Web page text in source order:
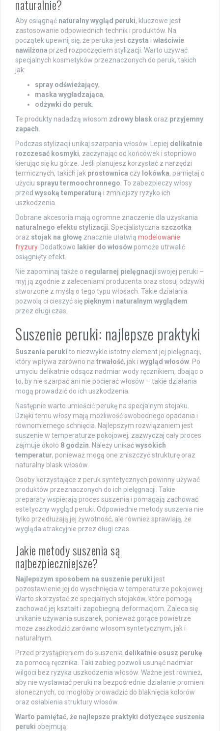
naturalnie?
Aby osiągnąć naturalny wygląd peruki, kluczowe jest
zastosowanie odpowiednich technik i produktów. Na
początek upewnij się, że peruka jest czysta i właściwie
nawilżona przed rozpoczęciem stylizacji. Warto używać
specjalnych kosmetyków przeznaczonych do peruk, takich
jak:
spray odświeżający,
maska wygładzająca,
odżywki do peruk
Te produkty nadadzą włosom zdrowy blask oraz przyjemny
zapach
Podczas stylizacji unikaj szarpania włosów. Lepiej delikatnie
rozczesać kosmyki, zaczynając od końcówek i stopniowo
kierując się ku górze. Jeśli planujesz korzystać z narzędzi
termicznych, takich jak prostownica czy lokówka, pamiętaj o
użyciu sprayu termoochronnego . To zabezpieczy włosy
przed wysoką temperaturą i zmniejszy ryzyko ich
uszkodzenia.
Dobrane akcesoria mają ogromne znaczenie dla uzyskania
naturalnego efektu stylizacji . Specjalistyczna szczotka
oraz stojak na głowę znacznie ułatwią modelowanie
fryzury. Dodatkowo lakier do włosów pomoże utrwalić
osiągnięty efekt.
Nie zapominaj także o regularnej pielęgnacji swojej peruki –
myj ją zgodnie z zaleceniami producenta oraz stosuj odżywki
stworzone z myślą o tego typu włosach. Takie działania
pozwolą ci cieszyć się pięknym i naturalnym wyglądem
przez długi czas.
Suszenie peruki: najlepsze praktyki
Suszenie peruki to niezwykle istotny element jej pielęgnacji,
który wpływa zarówno na trwałość, jak i wygląd włosów . Po
umyciu delikatnie odsącz nadmiar wody ręcznikiem, dbając o
to, by nie szarpać ani nie pocierać włosów – takie działania
mogą prowadzić do ich uszkodzenia.
Następnie warto umieścić perukę na specjalnym stojaku.
Dzięki temu włosy mają możliwość swobodnego opadania i
równomiernego schnięcia. Najlepszym rozwiązaniem jest
suszenie w temperaturze pokojowej; zazwyczaj cały proces
zajmuje około 8 godzin . Należy unikaćwysokich
temperatur, ponieważ mogą one zniszczyć strukturę oraz
naturalny blask włosów.
Osoby korzystające z peruk syntetycznych powinny używać
produktów przeznaczonych do ich pielęgnacji. Takie
preparaty wspierają proces suszenia i pomagają zachować
estetyczny wygląd peruki. Odpowiednie metody suszenia nie
tylko przedłużają jej żywotność, ale również sprawiają, że
wygląda atrakcyjnie przez długi czas.
Jakie metody suszenia są
najbezpieczniejsze?
Najlepszym sposobem na suszenie peruki jest
pozostawienie jej do wyschnięcia w temperaturze pokojowej.
Warto skorzystać ze specjalnych stojaków, które pomogą
zachować jej kształt i zapobiegną deformacjom. Zaleca się
unikanie używania suszarek, ponieważ gorące powietrze
może zaszkodzić zarówno włosom syntetycznym, jak i
naturalnym.
Przed przystąpieniem do suszenia delikatnie osusz perukę
za pomocą ręcznika. Taki zabieg pozwoli usunąć nadmiar
wilgoci bez ryzyka uszkodzenia włosów. Ważne jest również,
aby nie wystawiać peruki na bezpośrednie działanie promieni
słonecznych, co mogłoby prowadzić do blaknięcia kolorów
oraz osłabienia struktury włosów.
Warto pamiętać, że najlepsze praktyki dotyczące suszenia
peruki obejmują: